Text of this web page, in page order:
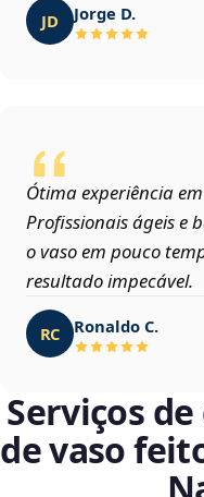
JD Jorge D.
Ótima experiência
Profissionais ágeis e
o vaso em pouco
resultado impecável.
RC Ronaldo C.
Serviços
de vaso